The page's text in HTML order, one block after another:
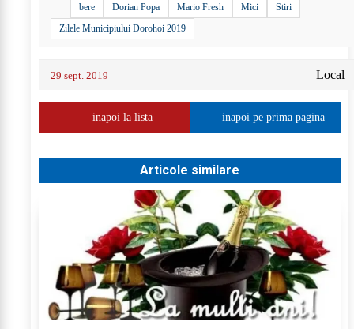
bere Dorian Popa Mario Fresh Mici
Stiri
Zilele Municipiului Dorohoi 2019
29 sept. 2019 Local
inapoi la lista inapoi pe prima pagina
Articole similare